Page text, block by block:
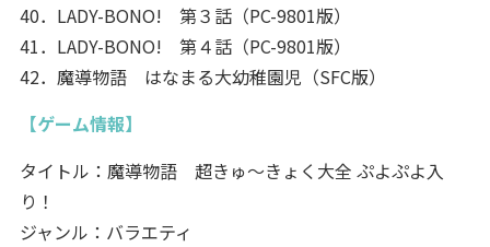
40．LADY-BONO! 第３話（PC-9801版）
41．LADY-BONO! 第４話（PC-9801版）
42．魔導物語 はなまる大幼稚園児（SFC版）
【ゲーム情報】
タイトル：魔導物語 超きゅ～きょく大全 ぷよぷよ入
り！
ジャンル：バラエティ